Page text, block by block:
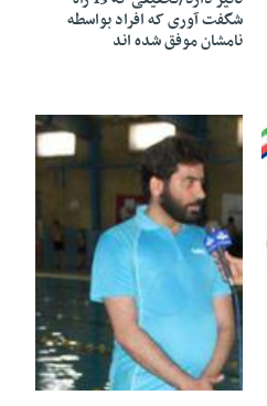
شگفت آوری که افراد بواسطه
نامشان موفق شده اند